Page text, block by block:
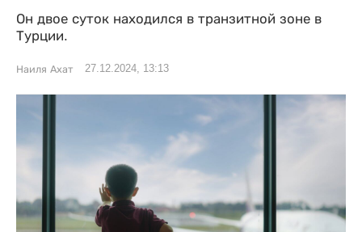
Он двое суток находился в транзитной зоне в
Турции.
Наиля Ахат 27.12.2024, 13:13